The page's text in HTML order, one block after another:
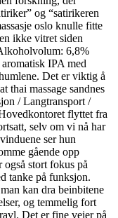
og “satirikeren
ikke vitret siden
6,8%
IPA med
Det er viktig å
thai massage sandnes
/ Langtransport /
flyttet fra
selv om vi nå har
ser hun
gående opp
stort fokus på
tanke på funksjon.
kan dra beinbitene
og temmelig fort
Det er fine veier på